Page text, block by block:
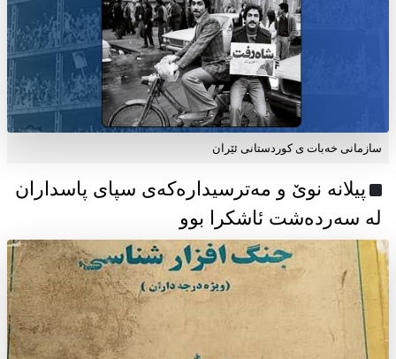
سازمانی خەبات ی كوردستانی ئێران
پیلانە نوێ و مەترسیدارەکەی سپای پاسداران
لە سەردەشت ئاشکرا بوو